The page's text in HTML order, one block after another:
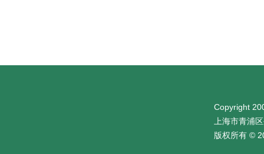
Copyright
上海市青浦
版权所有 ©